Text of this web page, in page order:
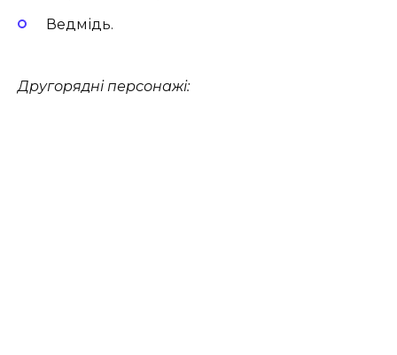
Ведмідь.
Другорядні персонажі: